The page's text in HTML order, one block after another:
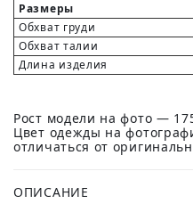
Размеры
Обхват груди
Обхват талии
Длина изделия
Рост модели на фото —
Цвет одежды на
отличаться от
ОПИСАНИЕ